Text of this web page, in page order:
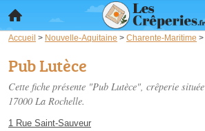
Accueil > Nouvelle-Aquitaine > Charente-Maritime >
Pub Lutèce
Cette fiche présente "Pub Lutèce", crêperie située
17000 La Rochelle.
1 Rue Saint-Sauveur